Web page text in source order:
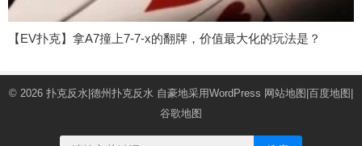
【EV扑克】拿A7撞上7-7-x的翻牌，价值最大化的玩法是？
© 2026 扑克反水|德州扑克反水 自豪地采用WordPress 网站地图 百度地图
谷歌地图